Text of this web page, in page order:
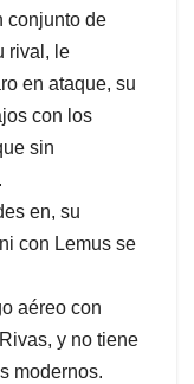
conjunto de
rival, le
en ataque, su
con los
sin
en, su
con Lemus se
aéreo con
y no tiene
modernos.